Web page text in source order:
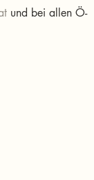
und bei allen Ö-